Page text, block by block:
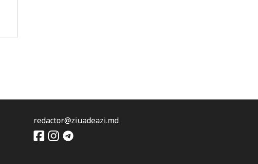
redactor@ziuadeazi.md